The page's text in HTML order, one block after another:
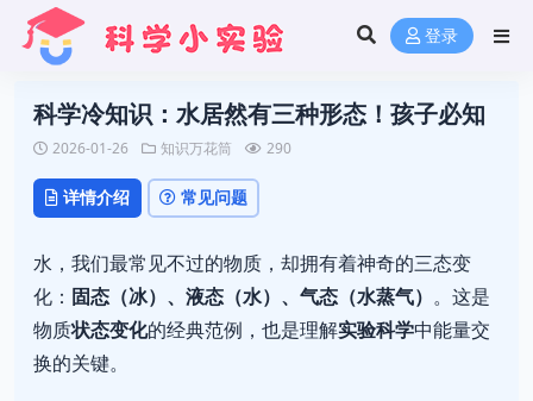
登录
科学冷知识：水居然有三种形态！孩子必知
2026-01-26 知识万花筒 290
详情介绍 常见问题
水，我们最常见不过的物质，却拥有着神奇的三态变
化： 固态（冰）、液态（水）、气态（水蒸气） 。这是
物质状态变化的经典范例，也是理解实验科学中能量交
换的关键。